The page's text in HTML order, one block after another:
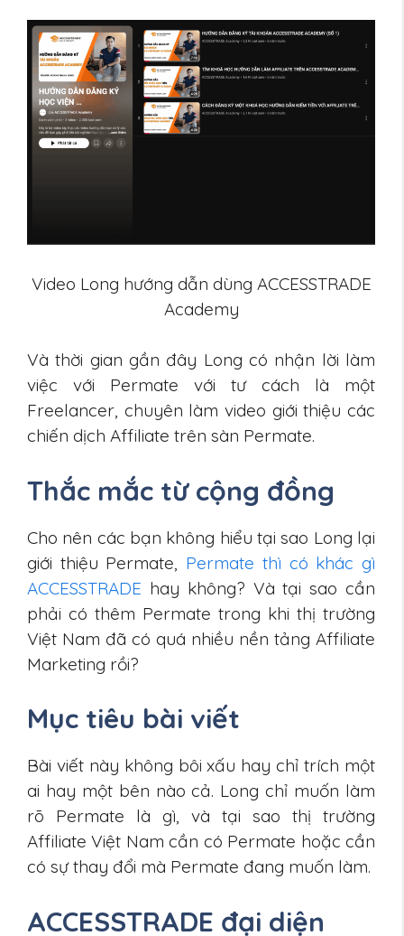
Video Long hướng dẫn dùng ACCESSTRADE
Academy
Và thời gian gần đây Long có nhận lời làm
việc với Permate với tư cách là một
Freelancer, chuyên làm video giới thiệu các
chiến dịch Affiliate trên sàn Permate.
Thắc mắc từ cộng đồng
Cho nên các bạn không hiểu tại sao Long lại
giới thiệu Permate, Permate thì có khác gì
ACCESSTRADE hay không? Và tại sao cần
phải có thêm Permate trong khi thị trường
Việt Nam đã có quá nhiều nền tảng Affiliate
Marketing rồi?
Mục tiêu bài viết
Bài viết này không bôi xấu hay chỉ trích một
ai hay một bên nào cả. Long chỉ muốn làm
rõ Permate là gì, và tại sao thị trường
Affiliate Việt Nam cần có Permate hoặc cần
có sự thay đổi mà Permate đang muốn làm.
ACCESSTRADE đại diện